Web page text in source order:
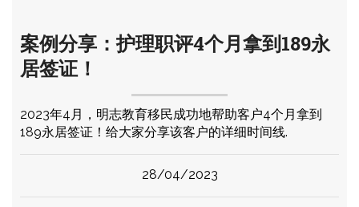
案例分享：护理职评4个月拿到189永
居签证！
2023年4月，明志教育移民成功地帮助客户4个月拿到
189永居签证！给大家分享该客户的详细时间线.
28/04/2023